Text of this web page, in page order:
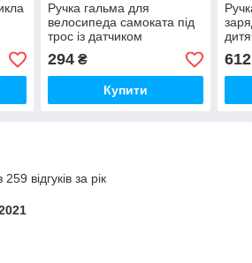
Ручка гальма для
велосипеда самоката під
трос із датчиком
вимкнення мотора
294₴
Купити
HB-
відгуків за рік